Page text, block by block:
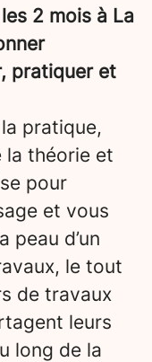
2 mois à La
pratiquer et
pratique,
la théorie et
pour
et vous
peau d’un
le tout
de travaux
leurs
long de la